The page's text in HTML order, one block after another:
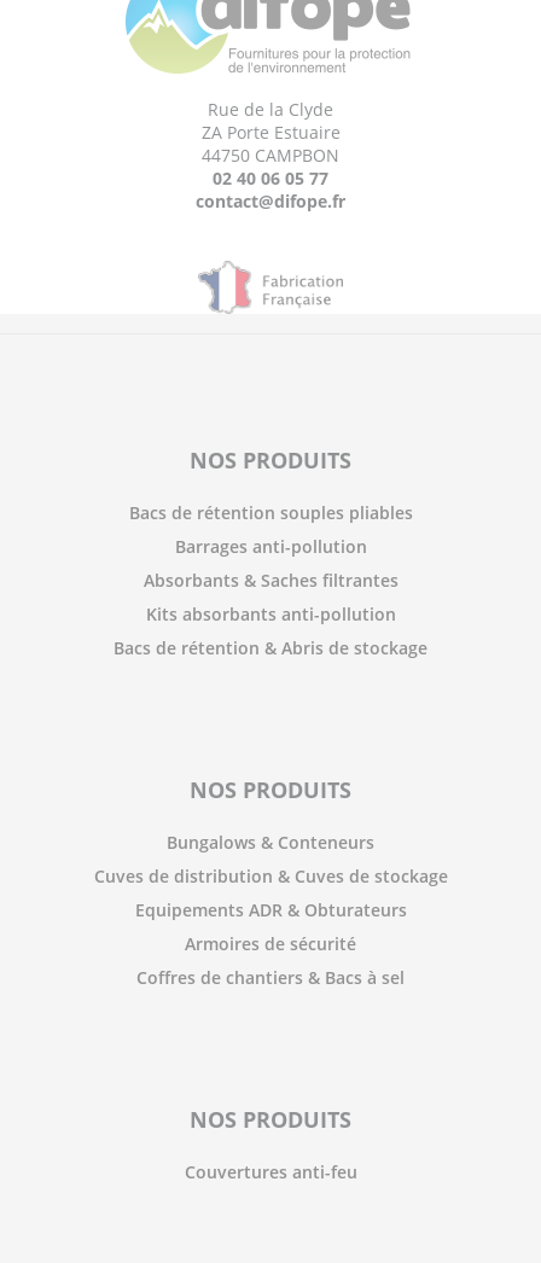
Rue de la Clyde
ZA Porte Estuaire
44750 CAMPBON
02 40 06 05 77
contact@difope.fr
NOS PRODUITS
Bacs de rétention souples pliables
Barrages anti-pollution
Absorbants & Saches filtrantes
Kits absorbants anti-pollution
Bacs de rétention & Abris de stockage
NOS PRODUITS
Bungalows & Conteneurs
Cuves de distribution & Cuves de stockage
Equipements ADR & Obturateurs
Armoires de sécurité
Coffres de chantiers & Bacs à sel
NOS PRODUITS
Couvertures anti-feu